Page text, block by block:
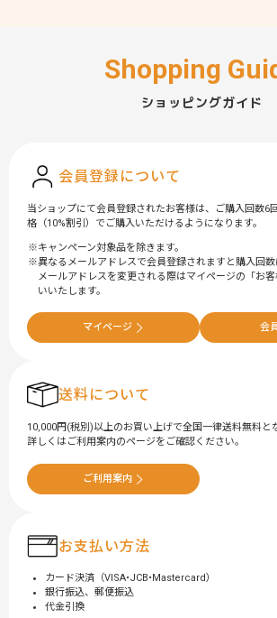
ショッピングガイド
会員登録について
当ショップにて会員登録されたお客様は、ご購入回数6
格（10%割引）でご購入いただけるようになります。
キャンペーン対象品を除きます。
異なるメールアドレスで会員登録されますと購入回数
メールアドレスを変更される際はマイページの「お
いいたします。
マイページ 会
送料について
10,000円(税別)以上のお買い上げで全国一律送料無料と
詳しくはご利用案内のページをご確認ください。
ご利用案内
お支払い方法
カード決済（VISA•JCB•Mastercard）
銀行振込、郵便振込
代金引換